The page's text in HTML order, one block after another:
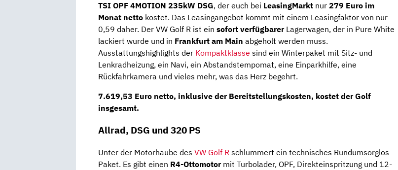
TSI OPF 4MOTION 235kW DSG, der euch bei LeasingMarkt nur 279 Euro im
Monat netto kostet. Das Leasingangebot kommt mit einem Leasingfaktor von nur
0,59 daher. Der VW Golf R ist ein sofort verfügbarerLagerwagen, der in Pure White
lackiert wurde und in Frankfurt am Main abgeholt werden muss.
Ausstattungshighlights der Kompaktklasse sind ein Winterpaket mit Sitz- und
Lenkradheizung, ein Navi, ein Abstandstempomat, eine Einparkhilfe, eine
Rückfahrkamera und vieles mehr, was das Herz begehrt.
7.619,53 Euro netto, inklusive der Bereitstellungskosten, kostet der Golf
insgesamt.
Allrad, DSG und 320 PS
Unter der Motorhaube des VW Golf R schlummert ein technisches Rundumsorglos-
Paket. Es gibt einen R4-Ottomotormit Turbolader, OPF, Direkteinspritzung und 12-